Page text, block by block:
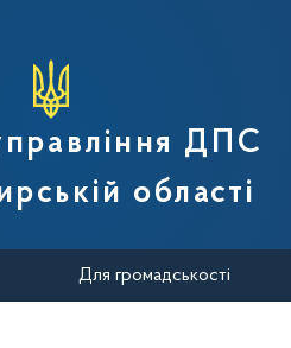
служби України
ДПС
області
Для громадськості